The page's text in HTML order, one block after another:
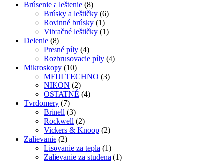
Brúsenie a leštenie (8)
Brúsky a leštičky (6)
Rovinné brúsky (1)
Vibračné leštičky (1)
Delenie (8)
Presné píly (4)
Rozbrusovacie píly (4)
Mikroskopy (10)
MEIJI TECHNO (3)
NIKON (2)
OSTATNÉ (4)
Tvrdomery (7)
Brinell (3)
Rockwell (2)
Vickers & Knoop (2)
Zalievanie (2)
Lisovanie za tepla (1)
Zalievanie za studena (1)